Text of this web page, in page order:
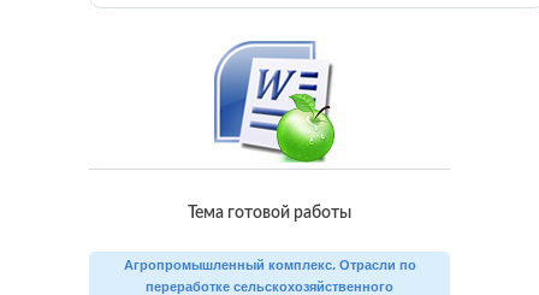
Тема готовой работы
Агропромышленный комплекс. Отрасли по
переработке сельскохозяйственного